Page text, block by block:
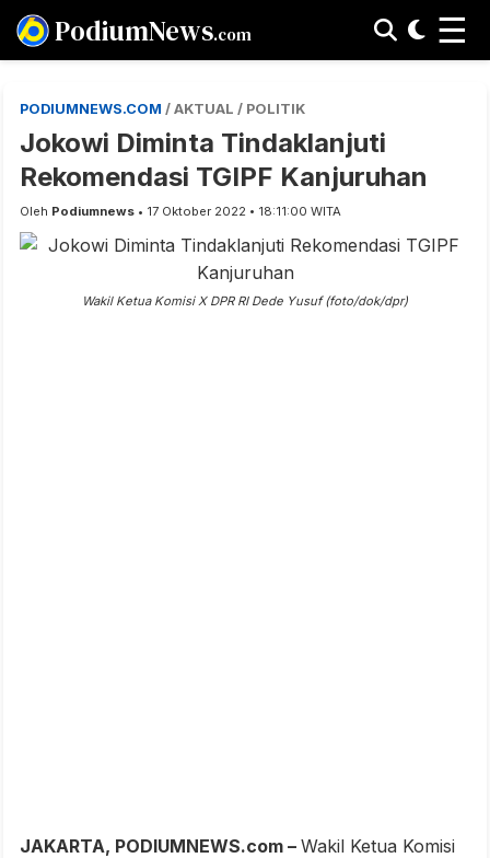
PodiumNews.com ☰
PODIUMNEWS.COM / AKTUAL / POLITIK
Jokowi Diminta Tindaklanjuti
Rekomendasi TGIPF Kanjuruhan
Oleh Podiumnews • 17 Oktober 2022 • 18:11:00 WITA
Wakil Ketua Komisi X DPR RI Dede Yusuf (foto/dok/dpr)
JAKARTA, PODIUMNEWS.com – Wakil Ketua Komisi